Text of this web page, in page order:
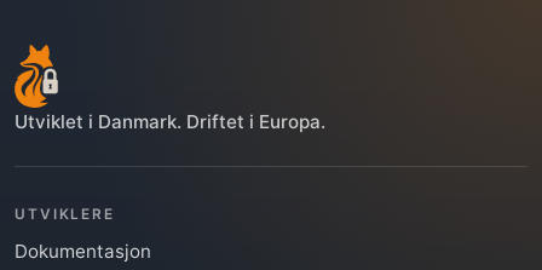
Utviklet i Danmark. Driftet i Europa.
UTVIKLERE
Dokumentasjon